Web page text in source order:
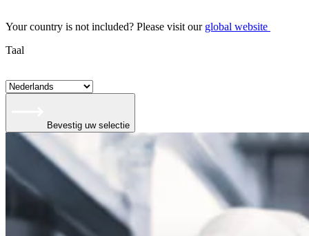
Your country is not included? Please visit our global website
Taal
Bevestig uw selectie